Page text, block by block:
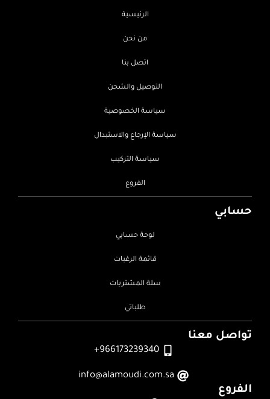
الرئيسية
من نحن
اتصل بنا
التوصيل والشحن
سياسة الخصوصية
سياسة الإرجاع والاستبدال
سياسة التركيب
الفروع
حسابي
لوحة حسابي
قائمة الرغبات
سلة المشتريات
طلباتي
تواصل معنا
966173239340+
info@alamoudi.com.sa
الفروع